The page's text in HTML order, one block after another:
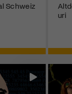
Schweiz
uri